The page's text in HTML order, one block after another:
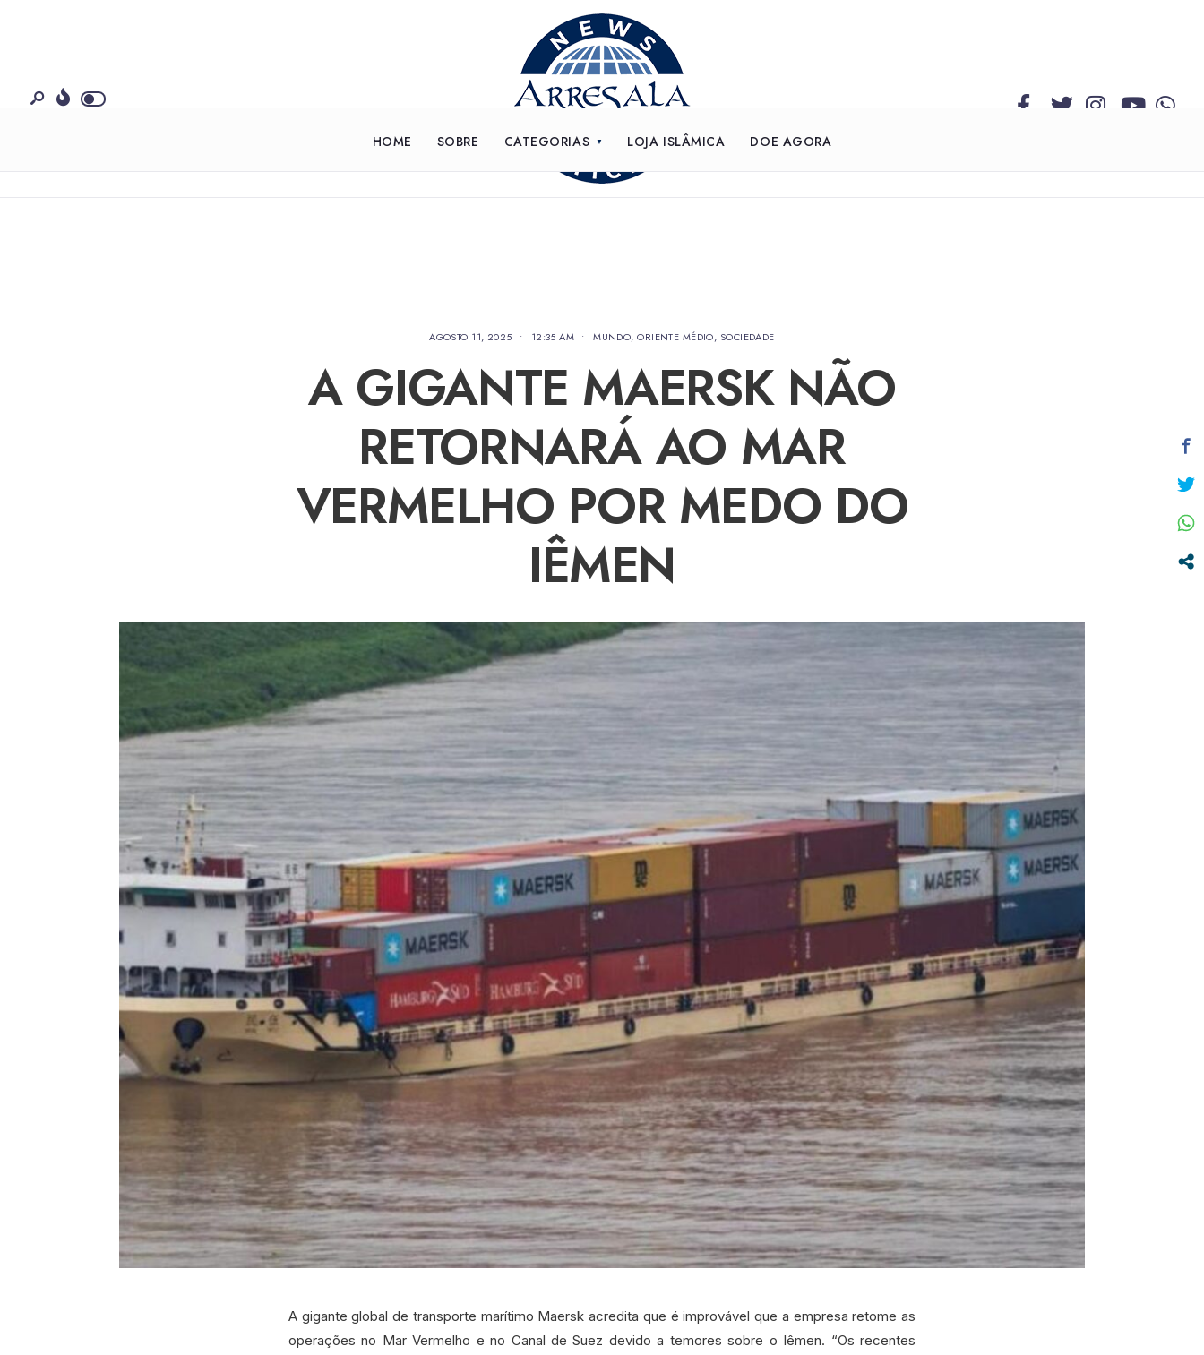
HOME SOBRE CATEGORIAS LOJA ISLÂMICA DOE AGORA
AGOSTO 11, 2025 • 12:35 AM • MUNDO,ORIENTE MÉDIO, SOCIEDADE
A GIGANTE MAERSK NÃO
RETORNARÁ AO MAR
VERMELHO POR MEDO DO
IÊMEN
A gigante global de transporte marítimo Maersk acredita que é improvável que a empresa retome as
operações no Mar Vermelho e no Canal de Suez devido a temores sobre o Iêmen. “Os recentes